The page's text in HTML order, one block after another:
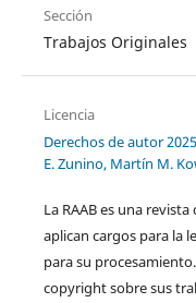
Sección
Trabajos Originales
Licencia
Derechos de autor
E. Zunino, Martín M.
La RAAB es una
aplican cargos para la
para su
copyright sobre sus